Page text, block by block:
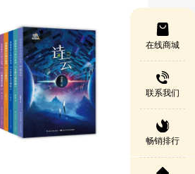
在线商城
联系我们
畅销排行